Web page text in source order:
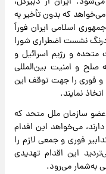
که بدون تأخیر به
اسلامی ایران فوراً
نشست اضطراری شورا
متحده و رژیم اسرائیل و
و امنیت بین‌المللی
و فوری را جهت توقف این
نمایند.
سازمان ملل متحد که
می‌خواهد این اقدام
فوری و جمعی لازم را
این اقدام تهدیدی
به‌شمار می‌رود.